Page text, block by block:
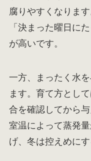
腐りやすくなりま
「決まった曜日に
が高いです。
一方、まったく水
ます。育て方とし
合を確認してから
室温によって蒸発
げ、冬は控えめに